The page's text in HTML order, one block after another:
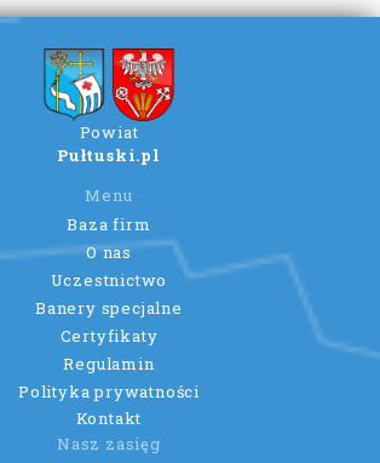
Powiat
Pułtuski.pl
Menu
Baza firm
O nas
Uczestnictwo
Banery specjalne
Certyfikaty
Regulamin
Polityka prywatności
Kontakt
Nasz zasięg